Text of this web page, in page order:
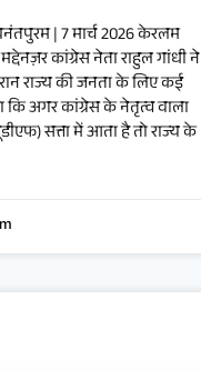
| 7 मार्च 2026 केरलम
कांग्रेस नेता राहुल गांधी ने
राज्य की जनता के लिए कई
कि अगर कांग्रेस के नेतृत्व वाला
सत्ता में आता है तो राज्य के